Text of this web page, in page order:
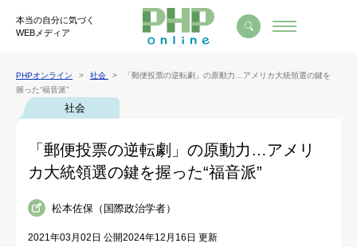
本当の自分に気づく
WEBメディア
PHPオンライン 社会
「郵便投票の逆転劇」の原動力…アメリカ大統領選の鍵を
握った“福音派”
社会
「郵便投票の逆転劇」の原動力…アメリ
カ大統領選の鍵を握った“福音派”
松本佐保（国際政治学者）
2021年03月02日 公開2024年12月16日 更新